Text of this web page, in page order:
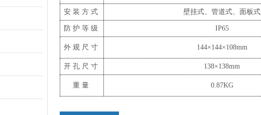
安装方式 壁挂式、管道式、面板式
防护等级 IP65
外观尺寸 144×144×108mm
开孔尺寸 138×138mm
重量 0.87KG